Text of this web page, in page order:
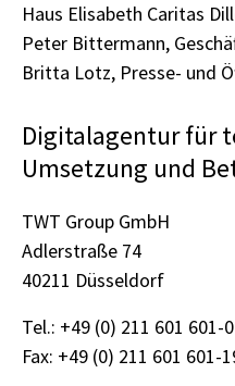
Haus Elisabeth Caritas
Peter Bittermann,
Britta Lotz, Presse- und
Digitalagentur für
Umsetzung und
TWT Group GmbH
Adlerstraße 74
40211 Düsseldorf
Tel.: +49 (0) 211 601 601-0
Fax: +49 (0) 211 601 601-